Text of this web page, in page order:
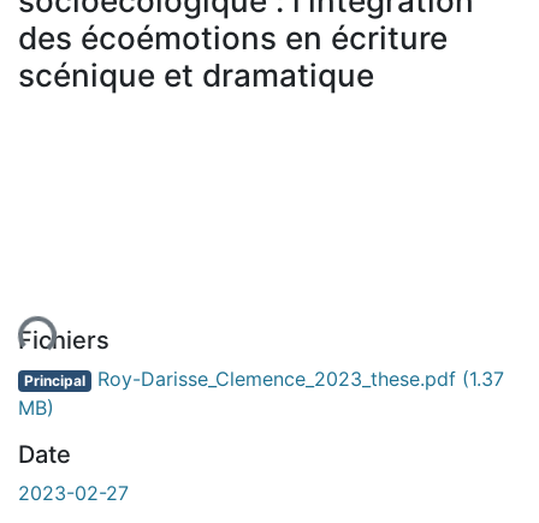
des écoémotions en écriture
scénique et dramatique
Fichiers
Principal Roy-Darisse_Clemence_2023_these.pdf (1.37
MB)
Date
2023-02-27